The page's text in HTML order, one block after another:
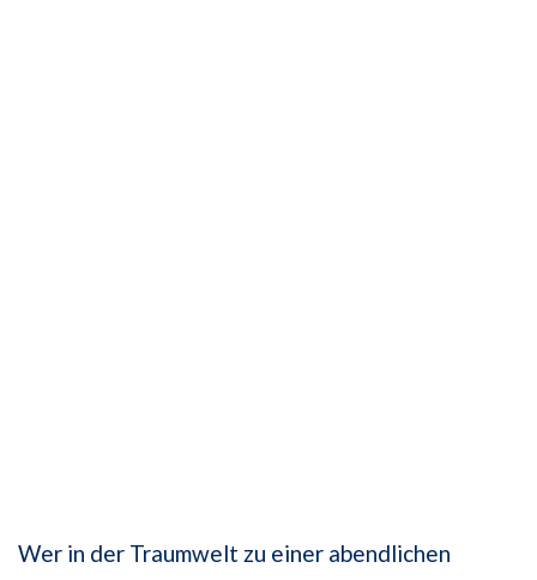
Wer in der Traumwelt zu einer abendlichen